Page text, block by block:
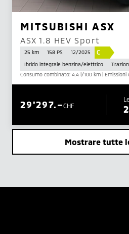
MITSUBISHI ASX
ASX 1.8 HEV Sport
25 km 158 PS 12/2025 C
Ibrido integrale benzina/elettrico
Consumo combinato: 4.4 l/100 km |
CHF
29'297.–
Mostrare tutte